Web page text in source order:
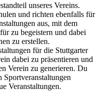
unseres Vereins.
und richten ebenfalls für
aus, mit dem
zu begeistern und dabei
zu erstellen.
für die Stuttgarter
dabei zu präsentieren und
Verein zu generieren. Du
Sportveranstaltungen
Veranstaltungen.